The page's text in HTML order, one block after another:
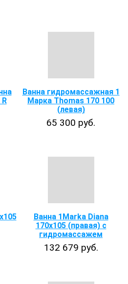
Ванна гидромассажная 1
Марка Thomas 170 100
(левая)
65 300 руб.
Ванна 1Marka Diana
170х105 (правая) с
гидромассажем
132 679 руб.